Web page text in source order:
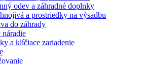
odev a záhradné doplnky
a prostriedky na výsadbu
do záhrady
náradie
a klíčiace zariadenie